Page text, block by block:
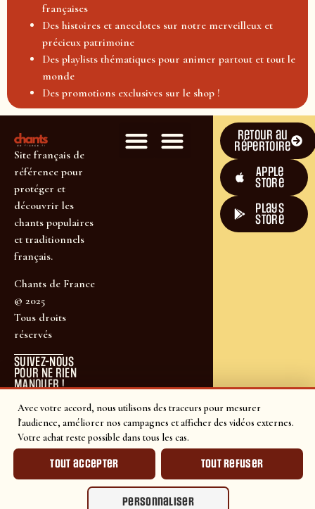
Avec votre accord, nous utilisons des traceurs pour mesurer
l'audience, améliorer nos campagnes et afficher des vidéos externes.
Votre achat reste possible dans tous les cas.
Tout accepter Tout refuser
Personnaliser
françaises
Des histoires et anecdotes sur notre merveilleux et
précieux patrimoine
Des playlists thématiques pour animer partout et tout le
monde
Des promotions exclusives sur le shop !
Site français de
référence pour
protéger et
découvrir les
chants populaires
et traditionnels
français.
Chants de France
© 2025
Tous droits
réservés
SUIVEZ-NOUS
POUR NE RIEN
MANQUER !
Retour au
répertoire
Apple
Store
plays
store